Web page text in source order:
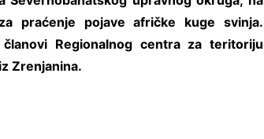
praćenje pojave afričke kuge svinja.
Regionalnog centra za teritoriju
Zrenjanina.